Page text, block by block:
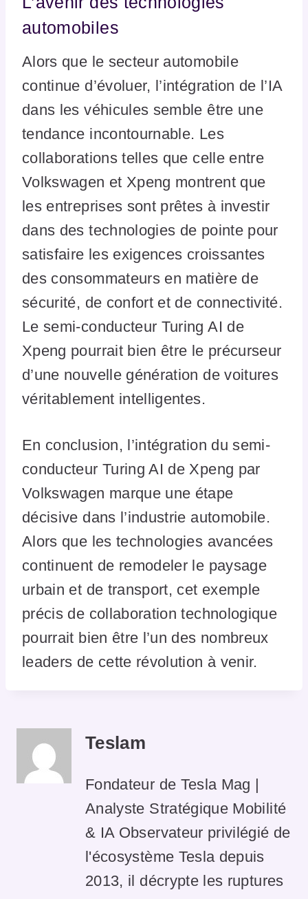
automobiles
Alors que le secteur automobile
continue d’évoluer, l’intégration de l’IA
dans les véhicules semble être une
tendance incontournable. Les
collaborations telles que celle entre
Volkswagen et Xpeng montrent que
les entreprises sont prêtes à investir
dans des technologies de pointe pour
satisfaire les exigences croissantes
des consommateurs en matière de
sécurité, de confort et de connectivité.
Le semi-conducteur Turing AI de
Xpeng pourrait bien être le précurseur
d’une nouvelle génération de voitures
véritablement intelligentes.
En conclusion, l’intégration du semi-
conducteur Turing AI de Xpeng par
Volkswagen marque une étape
décisive dans l’industrie automobile.
Alors que les technologies avancées
continuent de remodeler le paysage
urbain et de transport, cet exemple
précis de collaboration technologique
pourrait bien être l’un des nombreux
leaders de cette révolution à venir.
Teslam
Fondateur de Tesla Mag |
Analyste Stratégique Mobilité
& IA Observateur privilégié de
l'écosystème Tesla depuis
2013, il décrypte les ruptures